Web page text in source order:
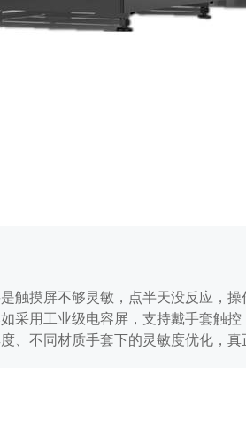
触摸屏不够灵敏，点半天没反应，
采用工业级电容屏，支持戴手套触
、不同材质手套下的灵敏度优化，真